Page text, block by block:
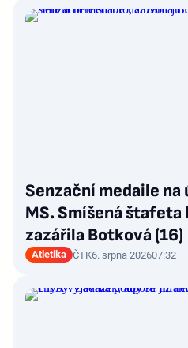
Senzační medaile
MS. Smíšená
zazářila Botková (16)
Atletika ČTK6. srpna 202607:32